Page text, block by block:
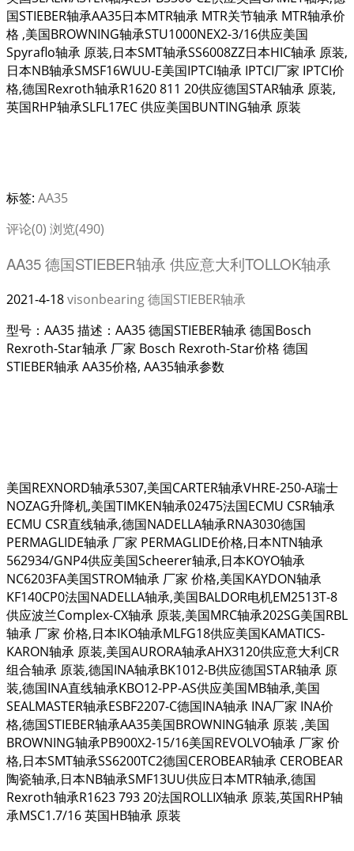
国STIEBER轴承AA35日本MTR轴承 MTR关节轴承 MTR轴承价
格 ,美国BROWNING轴承STU1000NEX2-3/16供应美国
Spyraflo轴承 原装,日本SMT轴承SS6008ZZ日本HIC轴承 原装,
日本NB轴承SMSF16WUU-E美国IPTCI轴承 IPTCI厂家 IPTCI价
格,德国Rexroth轴承R1620 811 20供应德国STAR轴承 原装,
英国RHP轴承SLFL17EC 供应美国BUNTING轴承 原装
标签: AA35
评论(0) 浏览(490)
AA35 德国STIEBER轴承 供应意大利TOLLOK轴承
2021-4-18visonbearing德国STIEBER轴承
型号：AA35 描述：AA35 德国STIEBER轴承 德国Bosch
Rexroth-Star轴承 厂家 Bosch Rexroth-Star价格 德国
STIEBER轴承 AA35价格, AA35轴承参数
美国REXNORD轴承5307,美国CARTER轴承VHRE-250-A瑞士
NOZAG升降机,美国TIMKEN轴承02475法国ECMU CSR轴承
ECMU CSR直线轴承,德国NADELLA轴承RNA3030德国
PERMAGLIDE轴承 厂家 PERMAGLIDE价格,日本NTN轴承
562934/GNP4供应美国Scheerer轴承,日本KOYO轴承
NC6203FA美国STROM轴承 厂家 价格,美国KAYDON轴承
KF140CP0法国NADELLA轴承,美国BALDOR电机EM2513T-8
供应波兰Complex-CX轴承 原装,美国MRC轴承202SG美国RBL
轴承 厂家 价格,日本IKO轴承MLFG18供应美国KAMATICS-
KARON轴承 原装,美国AURORA轴承AHX3120供应意大利CR
组合轴承 原装,德国INA轴承BK1012-B供应德国STAR轴承 原
装,德国INA直线轴承KBO12-PP-AS供应美国MB轴承,美国
SEALMASTER轴承ESBF2207-C德国INA轴承 INA厂家 INA价
格,德国STIEBER轴承AA35美国BROWNING轴承 原装 ,美国
BROWNING轴承PB900X2-15/16美国REVOLVO轴承 厂家 价
格,日本SMT轴承SS6200TC2德国CEROBEAR轴承 CEROBEAR
陶瓷轴承,日本NB轴承SMF13UU供应日本MTR轴承,德国
Rexroth轴承R1623 793 20法国ROLLIX轴承 原装,英国RHP轴
承MSC1.7/16 英国HB轴承 原装